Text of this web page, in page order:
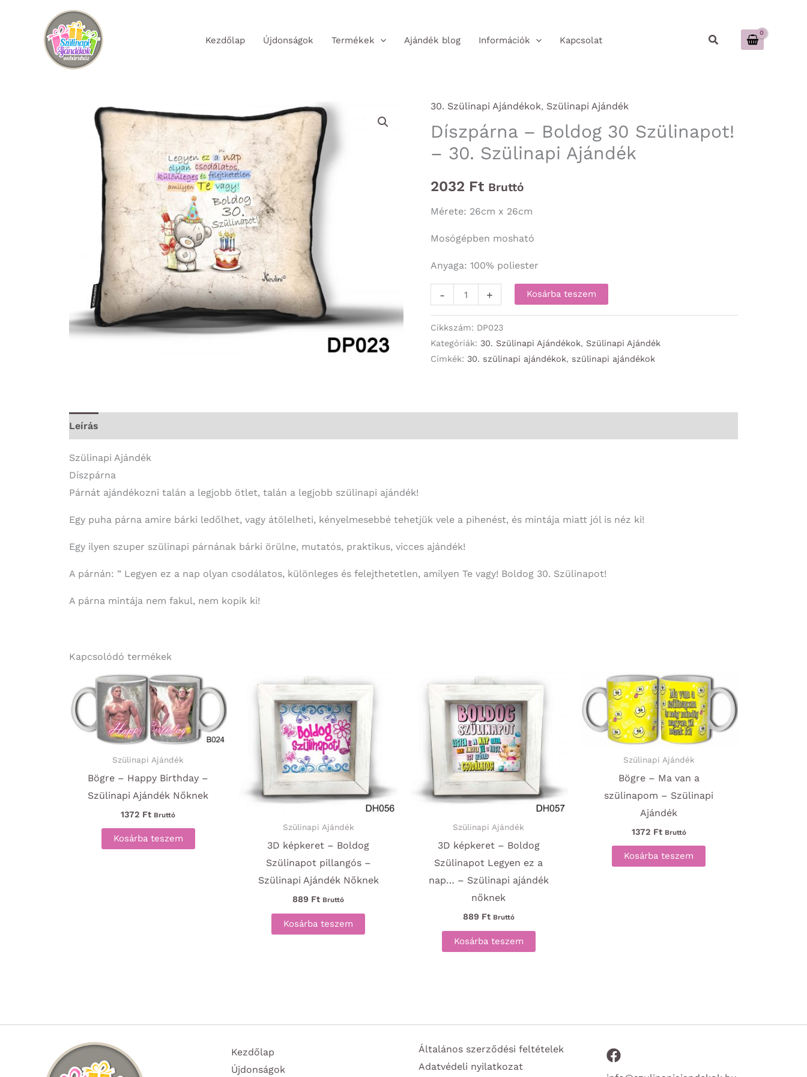
Kezdőlap Újdonságok Termékek Ajándék blog Információk Kapcsolat Keresés
30. Szülinapi Ajándékok, Szülinapi Ajándék
Díszpárna – Boldog 30 Szülinapot!
– 30. Szülinapi Ajándék
2032 Ft Bruttó
Mérete: 26cm x 26cm
Mosógépben mosható
Anyaga: 100% poliester
-
Díszpárna
Boldog
30
Szülinapot!
Szülinapi
+ Kosárba teszem
Cikkszám: DP023
Kategóriák: 30. Szülinapi Ajándékok, Szülinapi Ajándék
Címkék: 30. szülinapi ajándékok, szülinapi ajándékok
Leírás
Szülinapi Ajándék
Díszpárna
Párnát ajándékozni talán a legjobb ötlet, talán a legjobb szülinapi ajándék!
Egy puha párna amire bárki ledőlhet, vagy átölelheti, kényelmesebbé tehetjük vele a pihenést, és mintája miatt jól is néz ki!
Egy ilyen szuper szülinapi párnának bárki örülne, mutatós, praktikus, vicces ajándék!
A párnán: ” Legyen ez a nap olyan csodálatos, különleges és felejthetetlen, amilyen Te vagy! Boldog 30. Szülinapot!
A párna mintája nem fakul, nem kopik ki!
Kapcsolódó termékek
Szülinapi Ajándék
Bögre – Happy Birthday –
Szülinapi Ajándék Nőknek
1372 Ft Bruttó
Kosárba teszem
Szülinapi Ajándék
3D képkeret – Boldog
Szülinapot pillangós –
Szülinapi Ajándék Nőknek
889 Ft Bruttó
Kosárba teszem
Szülinapi Ajándék
3D képkeret – Boldog
Szülinapot Legyen ez a
nap… – Szülinapi ajándék
nőknek
889 Ft Bruttó
Kosárba teszem
Szülinapi Ajándék
Bögre – Ma van a
szülinapom – Szülinapi
Ajándék
1372 Ft Bruttó
Kosárba teszem
Kezdőlap
Újdonságok
Általános szerződési feltételek
Adatvédeli nyilatkozat